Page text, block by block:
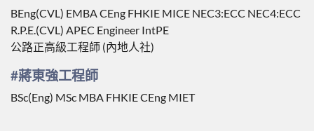
BEng(CVL) EMBA CEng FHKIE MICE NEC3:ECC NEC4:ECC
R.P.E.(CVL) APEC Engineer IntPE
公路正高級工程師 (內地人社)
#蔣東強工程師
BSc(Eng) MSc MBA FHKIE CEng MIET